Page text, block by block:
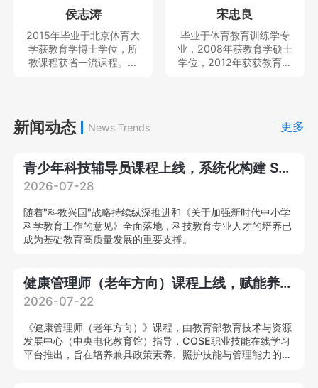
人，主持并完成国家社科
基金青年项目、国家体育
总局决策咨询研究一般项
目、民政部民政政策理论
研究项目、教育部产学合
项，在A&HCI、CSSCI、
北大中文核心等刊物发表
侯志涛
2015年毕业于北京体育大
学获教育学博士学位，所
教课程获省一流课程。现
专家、中国体育科学学会
会员，主持及参与教育部
育大学学报等发表核心期
刊论文10余篇。
宋忠良
毕业于体育教育训练学专
业，2008年获教育学硕士
学位，2012年获获教育学
各类学术论文20余篇；作
学体育学院，专任教师，
评审专家，中国体育教练
员杂志审稿专家。
新闻动态 News Trends 更多
青少年科技辅导员课程上线，系统化构建 STEM 专业教学能力
2026-07-28
随着"科教兴国"战略持续纵深推进和《关于加强新时代中小学
科学教育工作的意见》全面落地，科技教育专业人才的培养已
成为基础教育高质量发展的重要支撑。
健康管理师（老年方向）课程上线，赋能养老产业专业化提质升级！
2026-07-22
《健康管理师（老年方向）》课程，由教育部教育技术与资源
发展中心（中央电化教育馆）指导，COSE职业技能在线学习
平台推出，旨在培养兼具政策素养、照护技能与管理能力的复